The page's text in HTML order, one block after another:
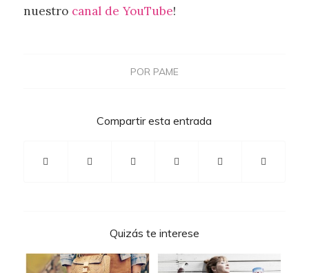
nuestro canal de YouTube!
POR PAME
Compartir esta entrada
Quizás te interese